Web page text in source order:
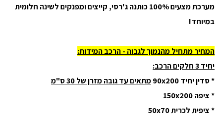
מערכת מצעים 100% כותנה ג'רסי, קייצים ומפנקים לשינה חלומית
במיוחד!
המחיר מתחיל מהנמוך לגבוה - הרכב המידות:
יחיד 3 חלקים הרכב:
* סדין יחיד 90x200
מתאים עד גובה מזרן של 30 ס"מ
* ציפה 150x200
* ציפית לכרית 50x70